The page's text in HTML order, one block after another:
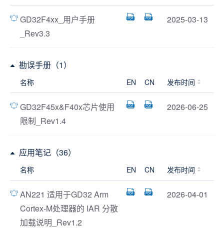
GD32F4xx_用户手册
_Rev3.3
2025-03-13
勘误手册（1）
名称 EN CN 发布时间
GD32F45x&F40x芯片使用
限制_Rev1.4
2026-06-25
应用笔记（36）
名称 EN CN 发布时间
AN221 适用于GD32 Arm
Cortex-M处理器的 IAR 分散
加载说明_Rev1.2
2026-04-01